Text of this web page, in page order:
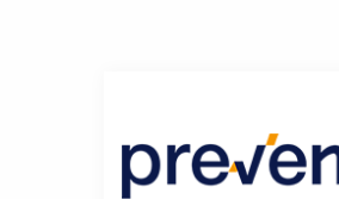
content